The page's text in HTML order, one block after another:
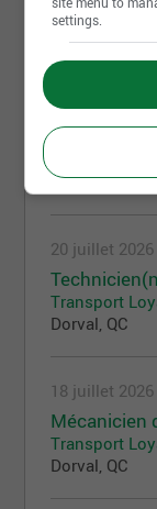
Transport
Saint-
20 juillet 2026
Chauffeur -
Transport
Anjou, QC
20 juillet 2026
Transport
Dorval, QC
18 juillet 2026
Mécanicien
Transport
Dorval, QC
settings.